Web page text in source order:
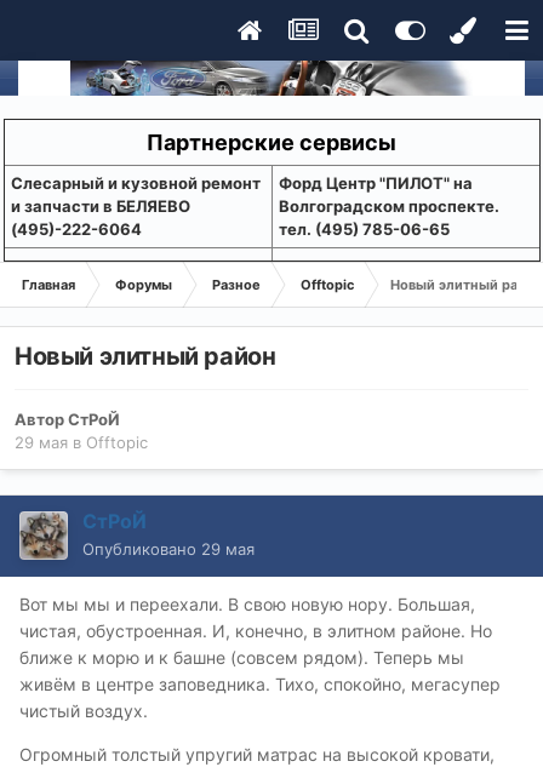
Партнерские сервисы
Слесарный и кузовной ремонт
и запчасти в БЕЛЯЕВО
(495)-222-6064
Форд Центр "ПИЛОТ" на
Волгоградском проспекте.
тел. (495) 785-06-65
Главная Форумы Разное Offtopic Новый элитный район
Новый элитный район
АвторСтРоЙ
29 мая в Offtopic
СтРоЙ
Опубликовано 29 мая
Вот мы мы и переехали. В свою новую нору. Большая,
чистая, обустроенная. И, конечно, в элитном районе. Но
ближе к морю и к башне (совсем рядом). Теперь мы
живём в центре заповедника. Тихо, спокойно, мегасупер
чистый воздух.
Огромный толстый упругий матрас на высокой кровати,